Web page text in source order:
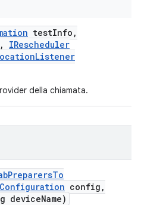
testInfo ,
,
IRescheduler
Listener
della chiamata.
PreparersTo
config ,
deviceName)